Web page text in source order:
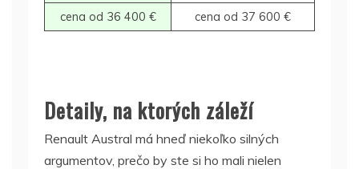
cena od 36 400 € cena od 37 600 €
Detaily, na ktorých záleží
Renault Austral má hneď niekoľko silných
argumentov, prečo by ste si ho mali nielen